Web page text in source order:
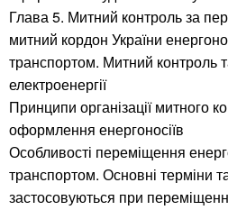
Глава 5. Митний контроль за
митний кордон України
транспортом. Митний контроль
електроенергії
Принципи організації митного
оформлення енергоносіїв
Особливості переміщення
транспортом. Основні терміни
застосовуються при